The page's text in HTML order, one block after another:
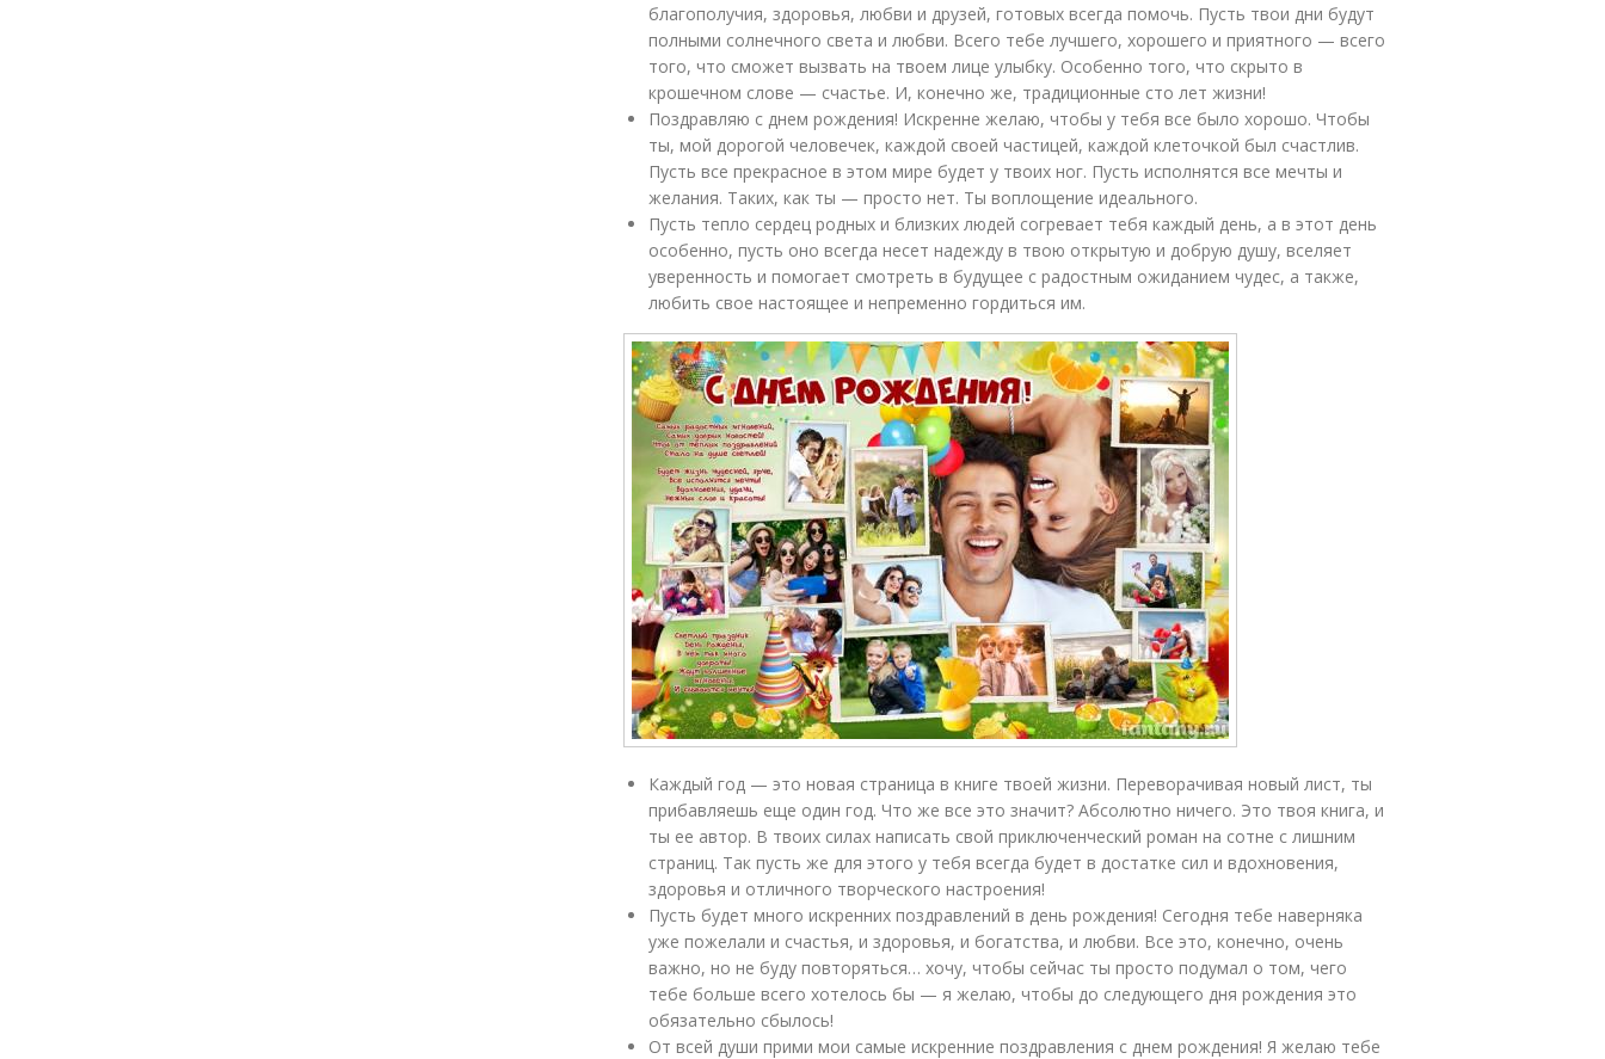
благополучия, здоровья, любви и друзей, готовых всегда помочь. Пусть твои дни будут
полными солнечного света и любви. Всего тебе лучшего, хорошего и приятного — всего
того, что сможет вызвать на твоем лице улыбку. Особенно того, что скрыто в
крошечном слове — счастье. И, конечно же, традиционные сто лет жизни!
Поздравляю с днем рождения! Искренне желаю, чтобы у тебя все было хорошо. Чтобы
ты, мой дорогой человечек, каждой своей частицей, каждой клеточкой был счастлив.
Пусть все прекрасное в этом мире будет у твоих ног. Пусть исполнятся все мечты и
желания. Таких, как ты — просто нет. Ты воплощение идеального.
Пусть тепло сердец родных и близких людей согревает тебя каждый день, а в этот день
особенно, пусть оно всегда несет надежду в твою открытую и добрую душу, вселяет
уверенность и помогает смотреть в будущее с радостным ожиданием чудес, а также,
любить свое настоящее и непременно гордиться им.
Каждый год — это новая страница в книге твоей жизни. Переворачивая новый лист, ты
прибавляешь еще один год. Что же все это значит? Абсолютно ничего. Это твоя книга, и
ты ее автор. В твоих силах написать свой приключенческий роман на сотне с лишним
страниц. Так пусть же для этого у тебя всегда будет в достатке сил и вдохновения,
здоровья и отличного творческого настроения!
Пусть будет много искренних поздравлений в день рождения! Сегодня тебе наверняка
уже пожелали и счастья, и здоровья, и богатства, и любви. Все это, конечно, очень
важно, но не буду повторяться… хочу, чтобы сейчас ты просто подумал о том, чего
тебе больше всего хотелось бы — я желаю, чтобы до следующего дня рождения это
обязательно сбылось!
От всей души прими мои самые искренние поздравления с днем рождения! Я желаю тебе